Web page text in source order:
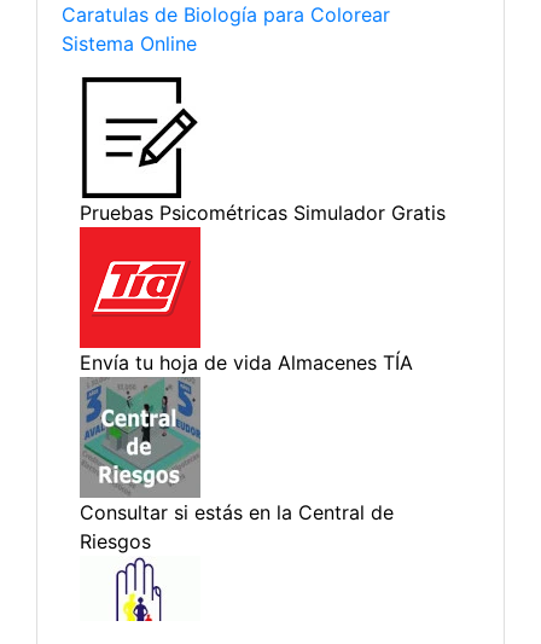
Caratulas de Biología para Colorear
Sistema Online